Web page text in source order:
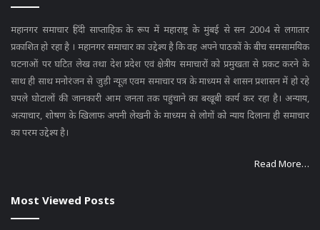
महानगर समाचार हिंदी साप्ताहिक के रूप में महाराष्ट्र के मुंबई से सन 2004 से लगातार
प्रकाशित हो रहा है । महानगर समाचार का उद्देश्य है कि वह अपने पाठकों के बीच समसामयिक
घटनाओं पर घटित लेख तथा देश प्रदेश एवं क्षेत्रीय समाचारों को प्रमुखता से प्रकट करने के
साथ ही साथ मनोरंजन से जुड़ी न्यूज़ एवम समाचार पत्र के माध्यम से शासन प्रशासन में हो रहे
घपले घोटालों की जानकारी आम जनता तक पहुंचाने का बखूबी कार्य कर रहा है। अन्याय,
अत्याचार, शोषण के खिलाफ अपनी लेखनी के माध्यम से लोगों को न्याय दिलाना ही समाचार
का परम उद्देश्य है।
Read More…
Most Viewed Posts